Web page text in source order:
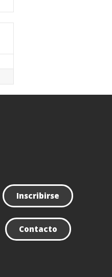
Inscribirse
Contacto